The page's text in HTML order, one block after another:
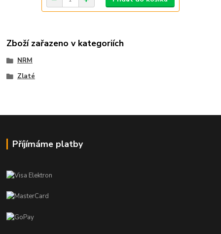
Zboží zařazeno v kategoriích
NRM
Zlaté
Příjímáme platby